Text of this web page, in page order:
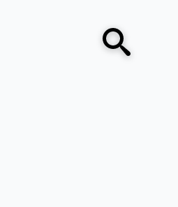
Open search